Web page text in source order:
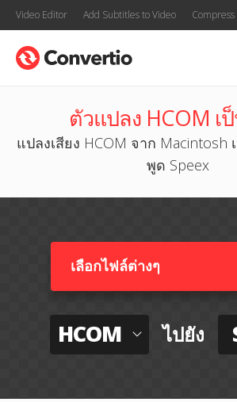
Video Editor Add Subtitles to Video
ตัวแปลง HCOM เป็
แปลงเสียง HCOM จาก Macintosh
พูด Speex
เลือกไฟล์ต่างๆ​
HCOM ไปยัง